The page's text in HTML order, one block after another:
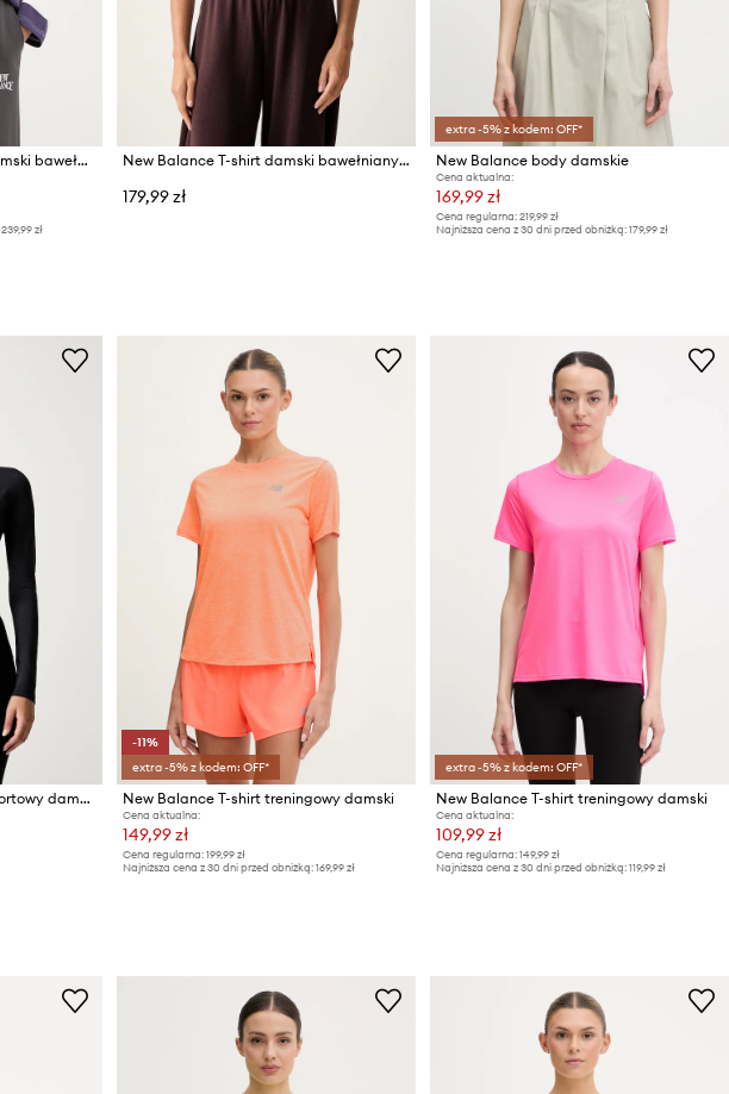
New Balance longsleeve damski bawełniany Rugby
239,99 zł
New Balance T-shirt damski bawełniany z elastanem
179,99 zł
extra -5% z kodem: OFF*
New Balance body damskie
Cena aktualna:
169,99 zł
Cena regularna: 219,99 zł
Najniższa cena z 30 dni przed obniżką: 179,99 zł
New Balance longsleeve sportowy damski
-11%
extra -5% z kodem: OFF*
New Balance T-shirt treningowy damski
Cena aktualna:
149,99 zł
Cena regularna: 199,99 zł
Najniższa cena z 30 dni przed obniżką: 169,99 zł
extra -5% z kodem: OFF*
New Balance T-shirt treningowy damski
Cena aktualna:
109,99 zł
Cena regularna: 149,99 zł
Najniższa cena z 30 dni przed obniżką: 119,99 zł